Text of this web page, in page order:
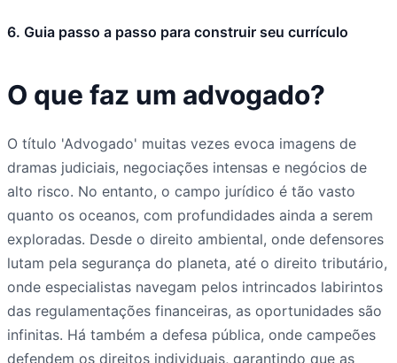
6. Guia passo a passo para construir seu currículo
O que faz um advogado?
O título 'Advogado' muitas vezes evoca imagens de
dramas judiciais, negociações intensas e negócios de
alto risco. No entanto, o campo jurídico é tão vasto
quanto os oceanos, com profundidades ainda a serem
exploradas. Desde o direito ambiental, onde defensores
lutam pela segurança do planeta, até o direito tributário,
onde especialistas navegam pelos intrincados labirintos
das regulamentações financeiras, as oportunidades são
infinitas. Há também a defesa pública, onde campeões
defendem os direitos individuais, garantindo que as